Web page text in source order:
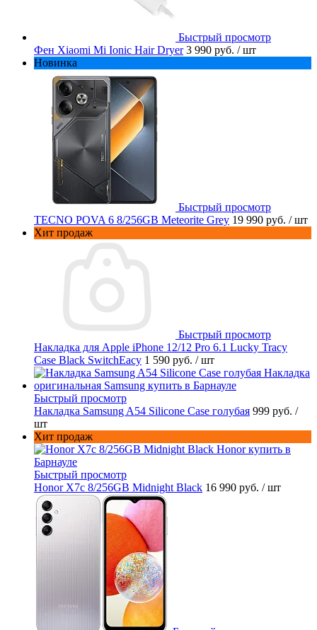
Быстрый просмотр
Фен Xiaomi Mi Ionic Hair Dryer 3 990 руб. / шт
Новинка
Быстрый просмотр
TECNO POVA 6 8/256GB Meteorite Grey 19 990 руб. / шт
Хит продаж
Быстрый просмотр
Накладка для Apple iPhone 12/12 Pro 6.1 Lucky Tracy
Case Black SwitchEacy 1 590 руб. / шт
Быстрый просмотр
Накладка Samsung A54 Silicone Case голубая 999 руб. /
шт
Хит продаж
Быстрый просмотр
Honor X7c 8/256GB Midnight Black 16 990 руб. / шт